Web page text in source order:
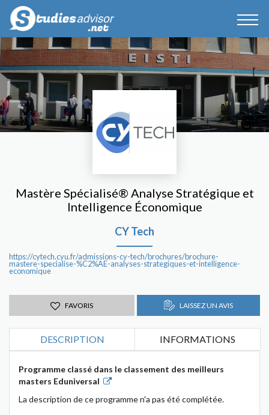
Mastère Spécialisé® Analyse Stratégique et
Intelligence Économique
CY Tech
https://cytech.cyu.fr/admissions-cy-tech/brochures/brochure-
mastere-specialise-%C2%AE-analyses-strategiques-et-intelligence-
economique
FAVORIS LAISSEZ UN AVIS
DESCRIPTION INFORMATIONS
Programme classé dans le classement des meilleurs
masters Eduniversal
La description de ce programme n'a pas été complétée.